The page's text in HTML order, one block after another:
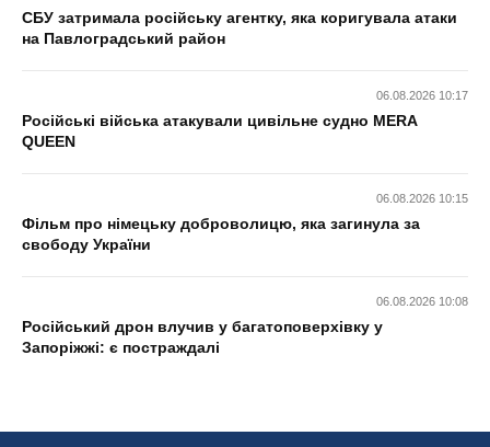
СБУ затримала російську агентку, яка коригувала атаки
на Павлоградський район
06.08.2026 10:17
Російські війська атакували цивільне судно MERA
QUEEN
06.08.2026 10:15
Фільм про німецьку доброволицю, яка загинула за
свободу України
06.08.2026 10:08
Російський дрон влучив у багатоповерхівку у
Запоріжжі: є постраждалі